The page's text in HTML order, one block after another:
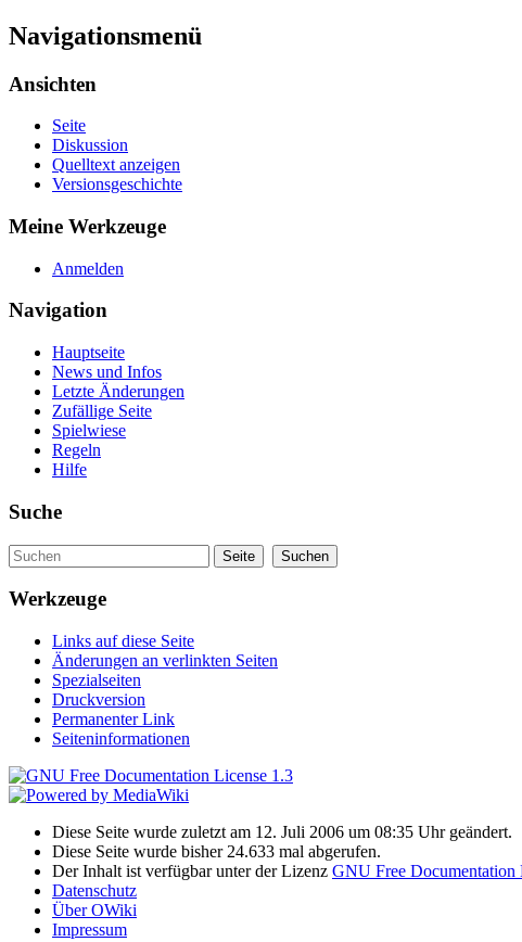
Navigationsmenü
Ansichten
Seite
Diskussion
Quelltext anzeigen
Versionsgeschichte
Meine Werkzeuge
Anmelden
Navigation
Hauptseite
News und Infos
Letzte Änderungen
Zufällige Seite
Spielwiese
Regeln
Hilfe
Suche
Werkzeuge
Links auf diese Seite
Änderungen an verlinkten Seiten
Spezialseiten
Druckversion
Permanenter Link
Seiteninformationen
Diese Seite wurde zuletzt am 12. Juli 2006 um 08:35 Uhr geändert.
Diese Seite wurde bisher 24.633 mal abgerufen.
Der Inhalt ist verfügbar unter der Lizenz GNU Free Documentation
Datenschutz
Über OWiki
Impressum